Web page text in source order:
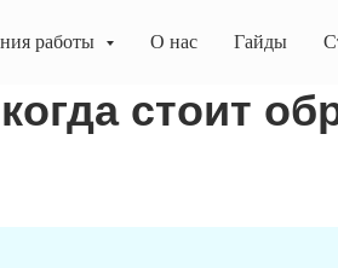
работы О нас Гайды
стоит